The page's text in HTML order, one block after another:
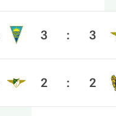
3 : 3
2 : 2